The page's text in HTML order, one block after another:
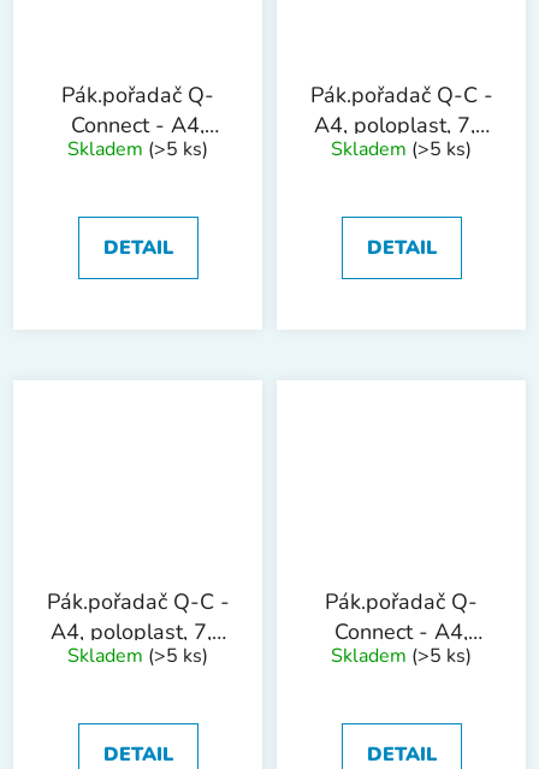
Pák.pořadač Q-
Connect - A4,
poloplast, 7,5
Skladem (>5 ks)
DETAIL
Pák.pořadač Q-C -
A4, poloplast, 7,5
cm, žlutý
Skladem (>5 ks)
DETAIL
Pák.pořadač Q-C -
A4, poloplast, 7,5
cm, modrý
Skladem (>5 ks)
DETAIL
Pák.pořadač Q-
Connect - A4,
poloplast, 7,5
Skladem (>5 ks)
DETAIL